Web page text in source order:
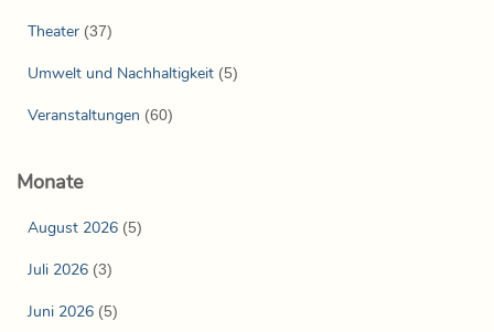
Theater (37)
Umwelt und Nachhaltigkeit (5)
Veranstaltungen (60)
Monate
August 2026 (5)
Juli 2026 (3)
Juni 2026 (5)